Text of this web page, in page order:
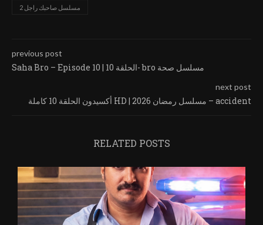
مسلسل صاحبك راجل 2
previous post
Saha Bro – Episode 10 | الحلقة 10- bro مسلسل صحة
next post
أكسيدون الحلقة 10 كاملة HD | مسلسل رمضان 2026 – accident
RELATED POSTS